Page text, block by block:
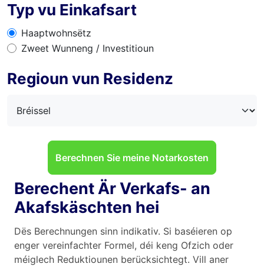
Typ vu Einkafsart
Haaptwohnsëtz
Zweet Wunneng / Investitioun
Regioun vun Residenz
Berechnen Sie meine Notarkosten
Berechent Är Verkafs- an
Akafskäschten hei
Dës Berechnungen sinn indikativ. Si baséieren op
enger vereinfachter Formel, déi keng Ofzich oder
méiglech Reduktiounen berücksichtegt. Vill aner